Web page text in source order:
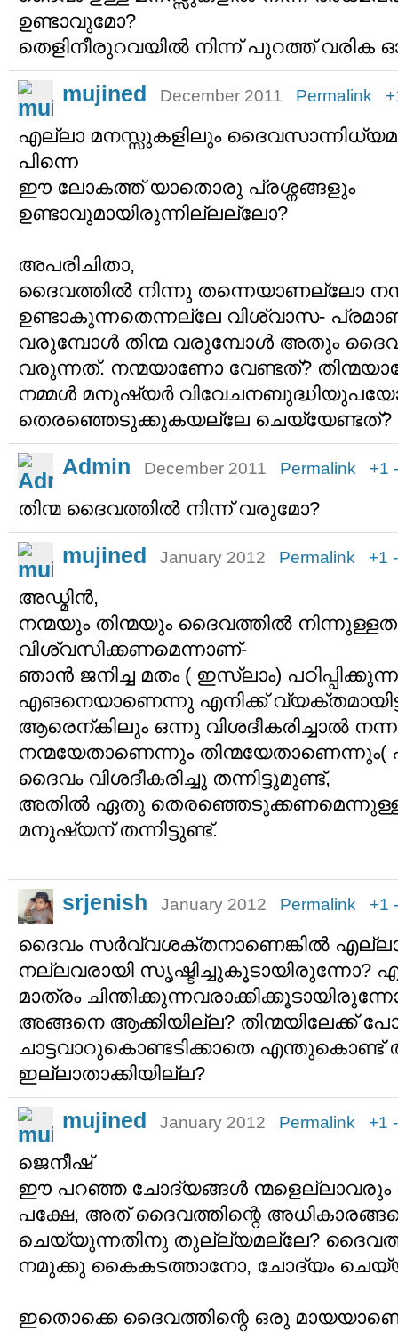
ഉണ്ടാവുമോ?
തെളിനീരുറവയില്‍ നിന്ന്‍ പുറത്ത് വരിക
mujined December 2011 Permalink
എല്ലാ മനസ്സുകളിലും
പിന്നെ
ഈ ലോകത്ത് യാതൊരു പ്രശ്നങ്ങളും
ഉണ്ടാവുമായിരുന്നില്ലല്ലോ?
അപരിചിതാ,
ദൈവത്തില്‍ നിന്നു തന്നെയാണല്ലോ
ഉണ്ടാകുന്നതെന്നല്ലേ വിശ്വാസ-
വരുമ്പോള്‍ തിന്മ വരുമ്പോള്‍ അതും
വരുന്നത്. നന്മയാണോ വേണ്ടത്?
നമ്മള്‍ മനുഷ്യര്‍
തെരഞ്ഞെടുക്കുകയല്ലേ ചെയ്യേണ്ടത്?
Admin December 2011 Permalink +1
തിന്മ ദൈവത്തില്‍ നിന്ന് വരുമോ?
mujined January 2012 Permalink +1
അഡ്മിന്‍,
നന്മയും തിന്മയും ദൈവത്തില്‍
വിശ്വസിക്കണമെന്നാണ്-
ഞാന്‍ ജനിച്ച മതം ( ഇസ്ലാം)
എങനെയാണെന്നു എനിക്ക്
ആരെന്കിലും ഒന്നു വിശദീകരിച്ചാല്‍
നന്മയേതാണെന്നും തിന്മയേതാണെന്നും(
ദൈവം വിശദീകരിച്ചു തന്നിട്ടുമുണ്ട്,
അതില്‍ ഏതു തെരഞ്ഞെടുക്കണമെന്നുള്ള
മനുഷ്യന് തന്നിട്ടുണ്ട്.
srjenish January 2012 Permalink +1
ദൈവം സര്‍വ്വശക്തനാണെങ്കില്‍
നല്ലവരായി സൃഷ്ടിച്ചുകൂടായിരുന്നോ?
മാത്രം
അങ്ങനെ ആക്കിയില്ല? തിന്മയിലേക്ക്
ചാട്ടവാറുകൊണ്ടടിക്കാതെ എന്തുകൊണ്ട്
ഇല്ലാതാക്കിയില്ല?
mujined January 2012 Permalink +1
ജെനീഷ്
ഈ പറഞ്ഞ ചോദ്യങ്ങള്‍ ന്മളെല്ലാവരും
പക്ഷേ, അത് ദൈവത്തിന്റെ
ചെയ്യുന്നതിനു തുല്ല്യമല്ലേ?
നമുക്കു കൈകടത്താനോ, ചോദ്യം
ഇതൊക്കെ ദൈവത്തിന്റെ ഒരു